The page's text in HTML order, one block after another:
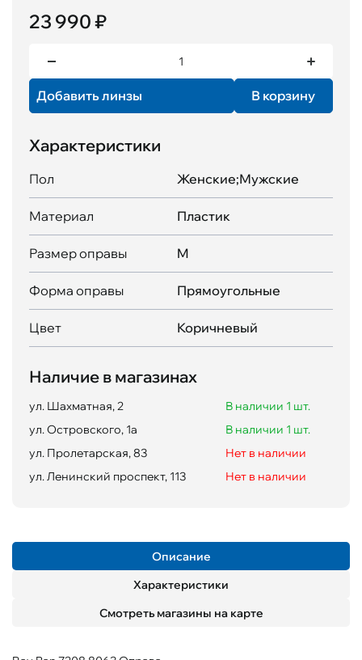
23 990 ₽
Добавить линзы В корзину
Характеристики
Пол Женские;Мужские
Материал Пластик
Размер оправы M
Форма оправы Прямоугольные
Цвет Коричневый
Наличие в магазинах
ул. Шахматная, 2
В наличии 1 шт.
ул. Островского, 1а
В наличии 1 шт.
ул. Пролетарская, 83
Нет в наличии
ул. Ленинский проспект, 113
Нет в наличии
Описание
Характеристики
Смотреть магазины на карте